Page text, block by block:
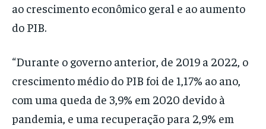
ao crescimento econômico geral e ao aumento
do PIB.
“Durante o governo anterior, de 2019 a 2022, o
crescimento médio do PIB foi de 1,17% ao ano,
com uma queda de 3,9% em 2020 devido à
pandemia, e uma recuperação para 2,9% em